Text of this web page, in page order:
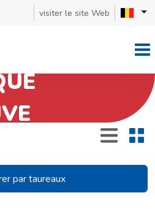
visiter le site Web
par taureaux